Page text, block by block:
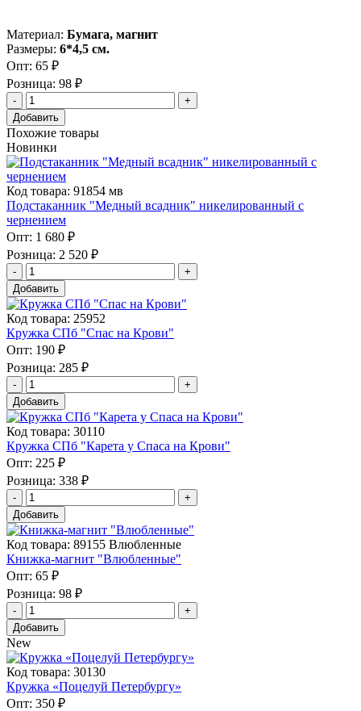
Материал: Бумага, магнит
Размеры: 6*4,5 см.
Опт: 65 ₽
Розница: 98 ₽
Добавить
Похожие товары
Новинки
Код товара: 91854 мв
Подстаканник "Медный всадник" никелированный с
чернением
Опт: 1 680 ₽
Розница: 2 520 ₽
Добавить
Код товара: 25952
Кружка СПб "Спас на Крови"
Опт: 190 ₽
Розница: 285 ₽
Добавить
Код товара: 30110
Кружка СПб "Карета у Спаса на Крови"
Опт: 225 ₽
Розница: 338 ₽
Добавить
Код товара: 89155 Влюбленные
Книжка-магнит "Влюбленные"
Опт: 65 ₽
Розница: 98 ₽
Добавить
New
Код товара: 30130
Кружка «Поцелуй Петербургу»
Опт: 350 ₽